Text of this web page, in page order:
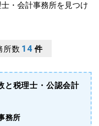
・会計事務所を見つけ
所数 14 件
と税理士・公認会計
務所